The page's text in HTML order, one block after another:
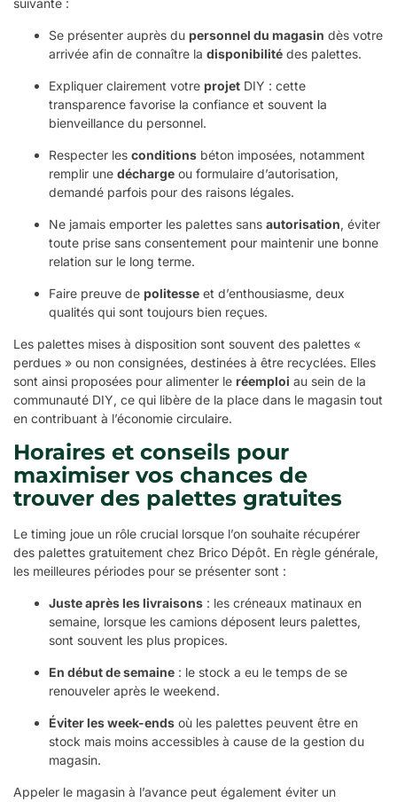
suivante :
Se présenter auprès du personnel du magasin dès votre
arrivée afin de connaître la disponibilité des palettes.
Expliquer clairement votre projet DIY : cette
transparence favorise la confiance et souvent la
bienveillance du personnel.
Respecter les conditions béton imposées, notamment
remplir une décharge ou formulaire d’autorisation,
demandé parfois pour des raisons légales.
Ne jamais emporter les palettes sans autorisation, éviter
toute prise sans consentement pour maintenir une bonne
relation sur le long terme.
Faire preuve de politesse et d’enthousiasme, deux
qualités qui sont toujours bien reçues.
Les palettes mises à disposition sont souvent des palettes «
perdues » ou non consignées, destinées à être recyclées. Elles
sont ainsi proposées pour alimenter le réemploi au sein de la
communauté DIY, ce qui libère de la place dans le magasin tout
en contribuant à l’économie circulaire.
Horaires et conseils pour
maximiser vos chances de
trouver des palettes gratuites
Le timing joue un rôle crucial lorsque l’on souhaite récupérer
des palettes gratuitement chez Brico Dépôt. En règle générale,
les meilleures périodes pour se présenter sont :
Juste après les livraisons : les créneaux matinaux en
semaine, lorsque les camions déposent leurs palettes,
sont souvent les plus propices.
En début de semaine : le stock a eu le temps de se
renouveler après le weekend.
Éviter les week-ends où les palettes peuvent être en
stock mais moins accessibles à cause de la gestion du
magasin.
Appeler le magasin à l’avance peut également éviter un